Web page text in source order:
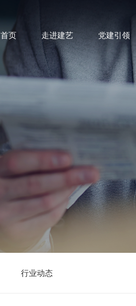
首页 走进建艺 党建引领
行业动态